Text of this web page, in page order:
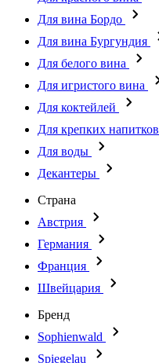
Для вина Бордо
Для вина Бургундия
Для белого вина
Для игристого вина
Для коктейлей
Для крепких напитков
Для воды
Декантеры
Страна
Австрия
Германия
Франция
Швейцария
Бренд
Sophienwald
Spiegelau